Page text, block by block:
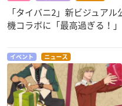
「タイバニ2」新ビジュア
機コラボに「最高過ぎる！」
イベント ニュース